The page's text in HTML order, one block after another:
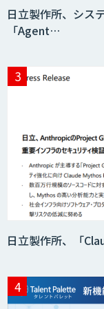
日立製作所、シス
「Agent…
日立製作所、「